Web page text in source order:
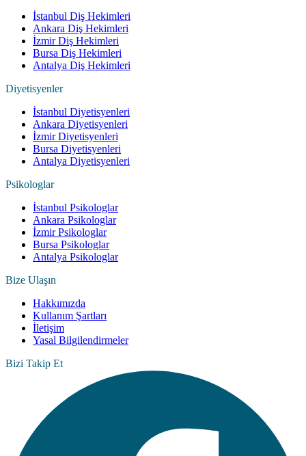
İstanbul Diş Hekimleri
Ankara Diş Hekimleri
İzmir Diş Hekimleri
Bursa Diş Hekimleri
Antalya Diş Hekimleri
Diyetisyenler
İstanbul Diyetisyenleri
Ankara Diyetisyenleri
İzmir Diyetisyenleri
Bursa Diyetisyenleri
Antalya Diyetisyenleri
Psikologlar
İstanbul Psikologlar
Ankara Psikologlar
İzmir Psikologlar
Bursa Psikologlar
Antalya Psikologlar
Bize Ulaşın
Hakkımızda
Kullanım Şartları
İletişim
Yasal Bilgilendirmeler
Bizi Takip Et